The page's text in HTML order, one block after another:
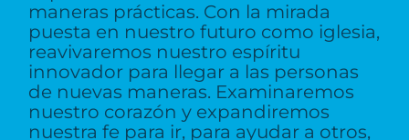
maneras prácticas. Con la mirada
puesta en nuestro futuro como iglesia,
reavivaremos nuestro espíritu
innovador para llegar a las personas
de nuevas maneras. Examinaremos
nuestro corazón y expandiremos
nuestra fe para ir, para ayudar a otros,